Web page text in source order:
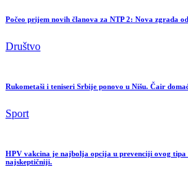
Počeo prijem novih članova za NTP 2: Nova zgrada
Društvo
Rukometaši i teniseri Srbije ponovo u Nišu. Čair
Sport
HPV vakcina je najbolja opcija u prevenciji ovog tipa
najskeptičniji.